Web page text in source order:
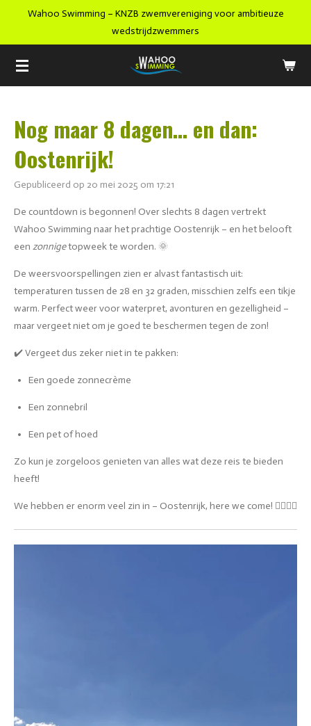
de
hoofdinhoud
Wahoo Swimming – KNZB zwemvereniging voor ambitieuze
wedstrijdzwemmers
Nog maar 8 dagen… en dan:
Oostenrijk!
Gepubliceerd op 20 mei 2025 om 17:21
De countdown is begonnen! Over slechts 8 dagen vertrekt
Wahoo Swimming naar het prachtige Oostenrijk – en het belooft
een zonnigetopweek te worden. 🌞
De weersvoorspellingen zien er alvast fantastisch uit:
temperaturen tussen de 28 en 32 graden, misschien zelfs een tikje
warm. Perfect weer voor waterpret, avonturen en gezelligheid –
maar vergeet niet om je goed te beschermen tegen de zon!
✔️ Vergeet dus zeker niet in te pakken:
Een goede zonnecrème
Een zonnebril
Een pet of hoed
Zo kun je zorgeloos genieten van alles wat deze reis te bieden
heeft!
We hebben er enorm veel zin in – Oostenrijk, here we come! 🏊‍♂️🇦🇹